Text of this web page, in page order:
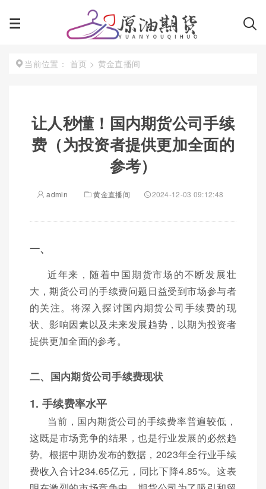
当前位置： 首页 > 黄金直播间
让人秒懂！国内期货公司手续
费（为投资者提供更加全面的
参考）
admin 黄金直播间 2024-12-03 09:12:48
一、
近年来，随着中国期货市场的不断发展壮
大，期货公司的手续费问题日益受到市场参与者
的关注。将深入探讨国内期货公司手续费的现
状、影响因素以及未来发展趋势，以期为投资者
提供更加全面的参考。
二、国内期货公司手续费现状
1. 手续费率水平
当前，国内期货公司的手续费率普遍较低，
这既是市场竞争的结果，也是行业发展的必然趋
势。根据中期协发布的数据，2023年全行业手续
费收入合计234.65亿元，同比下降4.85%。这表